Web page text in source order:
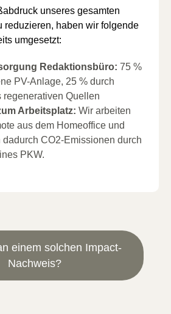
unseres gesamten
reduzieren, haben wir folgende
umgesetzt:
Redaktionsbüro: 75 %
PV-Anlage, 25 % durch
regenerativen Quellen
Arbeitsplatz: Wir arbeiten
aus dem Homeoffice und
dadurch CO2-Emissionen durch
PKW.
einem solchen Impact-
Nachweis?